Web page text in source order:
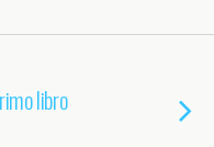
libro